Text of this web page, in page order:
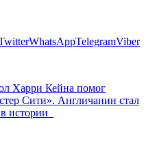
WhatsAppTelegramViber
Харри Кейна помог
Сити». Англичанин стал
истории